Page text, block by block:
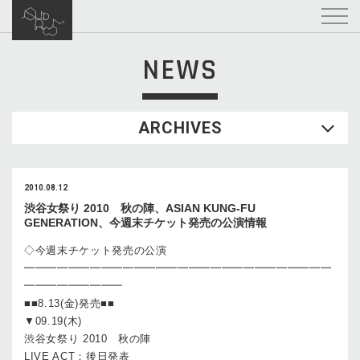
NEWS
ARCHIVES
2010.08.12
渋谷女祭り 2010 秋の陣、ASIAN KUNG-FU
GENERATION、今週末チケット発売の公演情報
◇今週末チケット発売の公演
━━━━━━━━━━━━━━━━━━━━━━━━━━━━
━━━━━━━━━
■■8.13(金)発売■■
▼09.19(木)
渋谷女祭り 2010 秋の陣
LIVE ACT：後日発表